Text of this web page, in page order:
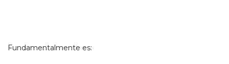
Fundamentalmente es: